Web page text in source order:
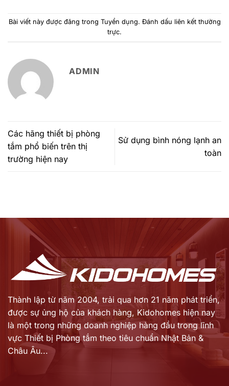
Bài viết này được đăng trong Tuyển dụng. Đánh dấu liên kết thường
trực.
ADMIN
Các hãng thiết bị phòng
tắm phổ biến trên thị
trường hiện nay
Sử dụng bình nóng lạnh an
toàn
Thành lập từ năm 2004, trải qua hơn 21 năm phát triển,
được sự ủng hộ của khách hàng, Kidohomes hiện nay
là một trong những doanh nghiệp hàng đầu trong lĩnh
vực Thiết bị Phòng tắm theo tiêu chuẩn Nhật Bản &
Châu Âu...